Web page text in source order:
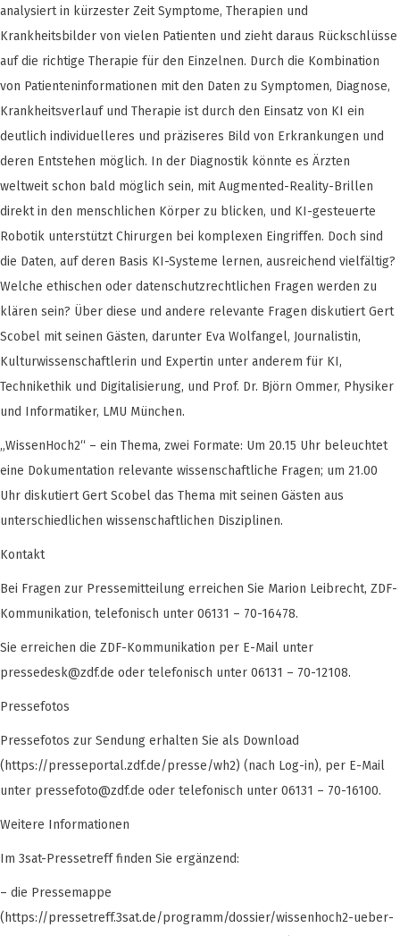
analysiert in kürzester Zeit Symptome, Therapien und
Krankheitsbilder von vielen Patienten und zieht daraus Rückschlüsse
auf die richtige Therapie für den Einzelnen. Durch die Kombination
von Patienteninformationen mit den Daten zu Symptomen, Diagnose,
Krankheitsverlauf und Therapie ist durch den Einsatz von KI ein
deutlich individuelleres und präziseres Bild von Erkrankungen und
deren Entstehen möglich. In der Diagnostik könnte es Ärzten
weltweit schon bald möglich sein, mit Augmented-Reality-Brillen
direkt in den menschlichen Körper zu blicken, und KI-gesteuerte
Robotik unterstützt Chirurgen bei komplexen Eingriffen. Doch sind
die Daten, auf deren Basis KI-Systeme lernen, ausreichend vielfältig?
Welche ethischen oder datenschutzrechtlichen Fragen werden zu
klären sein? Über diese und andere relevante Fragen diskutiert Gert
Scobel mit seinen Gästen, darunter Eva Wolfangel, Journalistin,
Kulturwissenschaftlerin und Expertin unter anderem für KI,
Technikethik und Digitalisierung, und Prof. Dr. Björn Ommer, Physiker
und Informatiker, LMU München.
„WissenHoch2“ – ein Thema, zwei Formate: Um 20.15 Uhr beleuchtet
eine Dokumentation relevante wissenschaftliche Fragen; um 21.00
Uhr diskutiert Gert Scobel das Thema mit seinen Gästen aus
unterschiedlichen wissenschaftlichen Disziplinen.
Kontakt
Bei Fragen zur Pressemitteilung erreichen Sie Marion Leibrecht, ZDF-
Kommunikation, telefonisch unter 06131 – 70-16478.
Sie erreichen die ZDF-Kommunikation per E-Mail unter
pressedesk@zdf.de oder telefonisch unter 06131 – 70-12108.
Pressefotos
Pressefotos zur Sendung erhalten Sie als Download
(https://presseportal.zdf.de/presse/wh2) (nach Log-in), per E-Mail
unter pressefoto@zdf.de oder telefonisch unter 06131 – 70-16100.
Weitere Informationen
Im 3sat-Pressetreff finden Sie ergänzend:
– die Pressemappe
(https://pressetreff.3sat.de/programm/dossier/wissenhoch2-ueber-